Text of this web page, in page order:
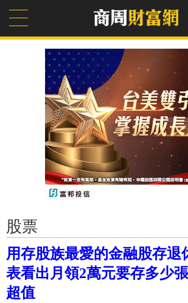
股票
用存股族最愛的金融股存退
表看出月領2萬元要存多少
超值